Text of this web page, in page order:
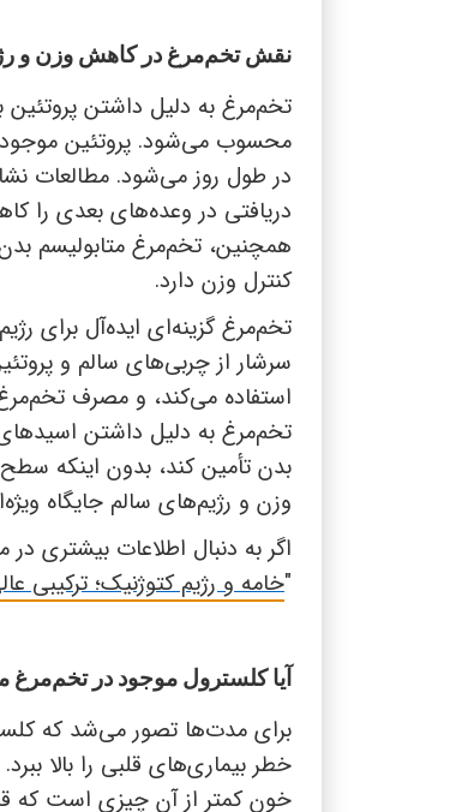
نقش تخم‌مرغ در کاهش وزن و
تخم‌مرغ به دلیل داشتن پروتئین
محسوب می‌شود. پروتئین
در طول روز می‌شود. مطالعات
دریافتی در وعده‌های بعدی را
همچنین، تخم‌مرغ متابولیسم
کنترل وزن دارد.
تخم‌مرغ گزینه‌ای ایده‌آل برای
سرشار از چربی‌های سالم و
استفاده می‌کند، و مصرف
تخم‌مرغ به دلیل داشتن
بدن تأمین کند، بدون اینکه
وزن و رژیم‌های سالم جایگاه
اگر به دنبال اطلاعات بیشتری
"خامه و رژیم کتوژنیک؛ ترکیبی
آیا کلسترول موجود در
برای مدت‌ها تصور می‌شد که
خطر بیماری‌های قلبی را بالا
خون کمتر از آن چیزی است که